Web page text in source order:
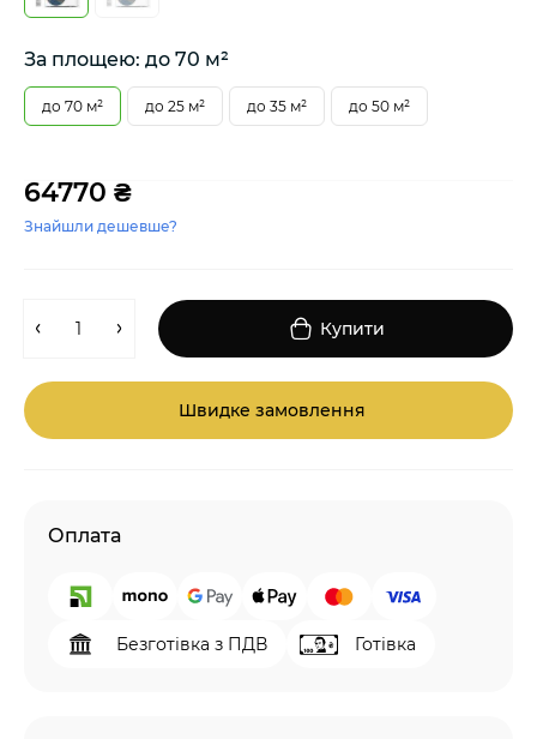
За площею: до 70 м²
до 70 м² до 25 м² до 35 м² до 50 м²
64770 ₴
Знайшли дешевше?
Купити
Швидке замовлення
Оплата
Безготівка з ПДВ Готівка